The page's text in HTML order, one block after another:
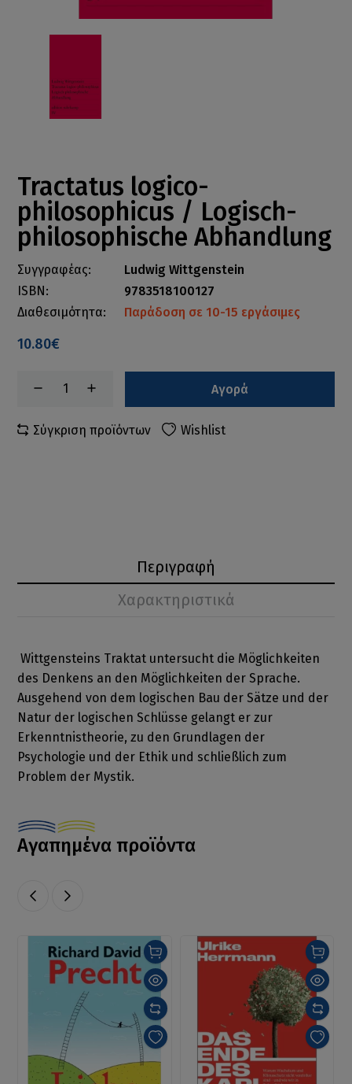
Tractatus logico-
philosophicus / Logisch-
philosophische Abhandlung
Συγγραφέας:
Ludwig Wittgenstein
ISBN:
9783518100127
Διαθεσιμότητα:
Παράδοση σε 10-15 εργάσιμες
10.80€
Αγορά
Σύγκριση προϊόντων Wishlist
Περιγραφή
Χαρακτηριστικά
Wittgensteins Traktat untersucht die Möglichkeiten
des Denkens an den Möglichkeiten der Sprache.
Ausgehend von dem logischen Bau der Sätze und der
Natur der logischen Schlüsse gelangt er zur
Erkenntnistheorie, zu den Grundlagen der
Psychologie und der Ethik und schließlich zum
Problem der Mystik.
Αγαπημένα προϊόντα